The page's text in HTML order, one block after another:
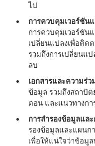
ไป
การควบคุมเวอร์ชัน
การควบคุมเวอร์ชัน
เปลี่ยนแปลงเพื่อติด
รวมถึงการเปลี่ยนแ
ลบ
เอกสารและความร่ว
ข้อมูล รวมถึงสถาปั
ตอน และแนวทางกา
การสํารองข้อมูลแล
รองข้อมูลและแผนก
เพื่อให้แน่ใจว่าข้อมู